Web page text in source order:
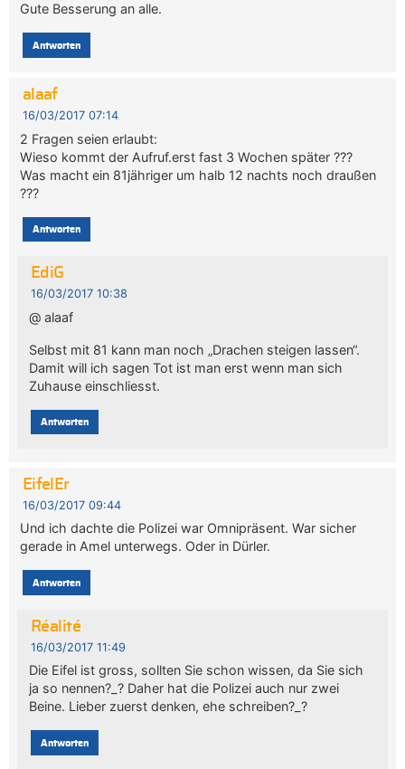
Gute Besserung an alle.
Antworten
alaaf
16/03/2017 07:14
2 Fragen seien erlaubt:
Wieso kommt der Aufruf.erst fast 3 Wochen später ???
Was macht ein 81jähriger um halb 12 nachts noch draußen
???
Antworten
EdiG
16/03/2017 10:38
@ alaaf
Selbst mit 81 kann man noch „Drachen steigen lassen“.
Damit will ich sagen Tot ist man erst wenn man sich
Zuhause einschliesst.
Antworten
EifelEr
16/03/2017 09:44
Und ich dachte die Polizei war Omnipräsent. War sicher
gerade in Amel unterwegs. Oder in Dürler.
Antworten
Réalité
16/03/2017 11:49
Die Eifel ist gross, sollten Sie schon wissen, da Sie sich
ja so nennen?_? Daher hat die Polizei auch nur zwei
Beine. Lieber zuerst denken, ehe schreiben?_?
Antworten